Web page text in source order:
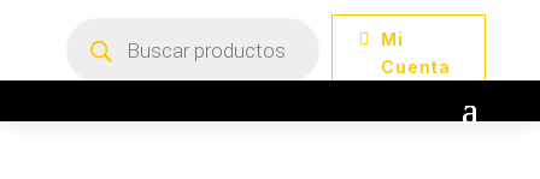
productos
Mi
Cuenta